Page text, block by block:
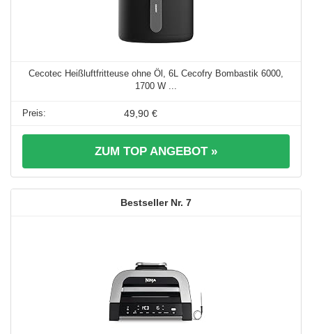
Cecotec Heißluftfritteuse ohne Öl, 6L Cecofry Bombastik 6000,
1700 W ...
49,90 €
ZUM TOP ANGEBOT »
7